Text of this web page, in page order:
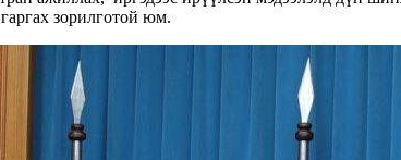
зорилготой юм.